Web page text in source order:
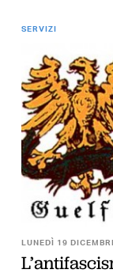
SERVIZI
LUNEDÌ 19